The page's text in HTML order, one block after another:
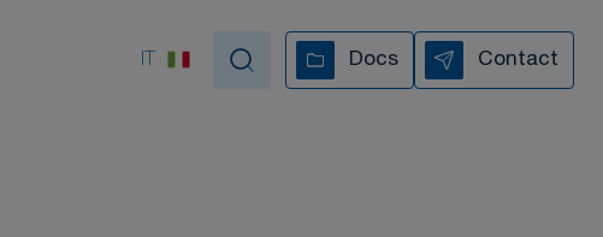
Ti supportiamo in ogni fase
IT Docs Contact